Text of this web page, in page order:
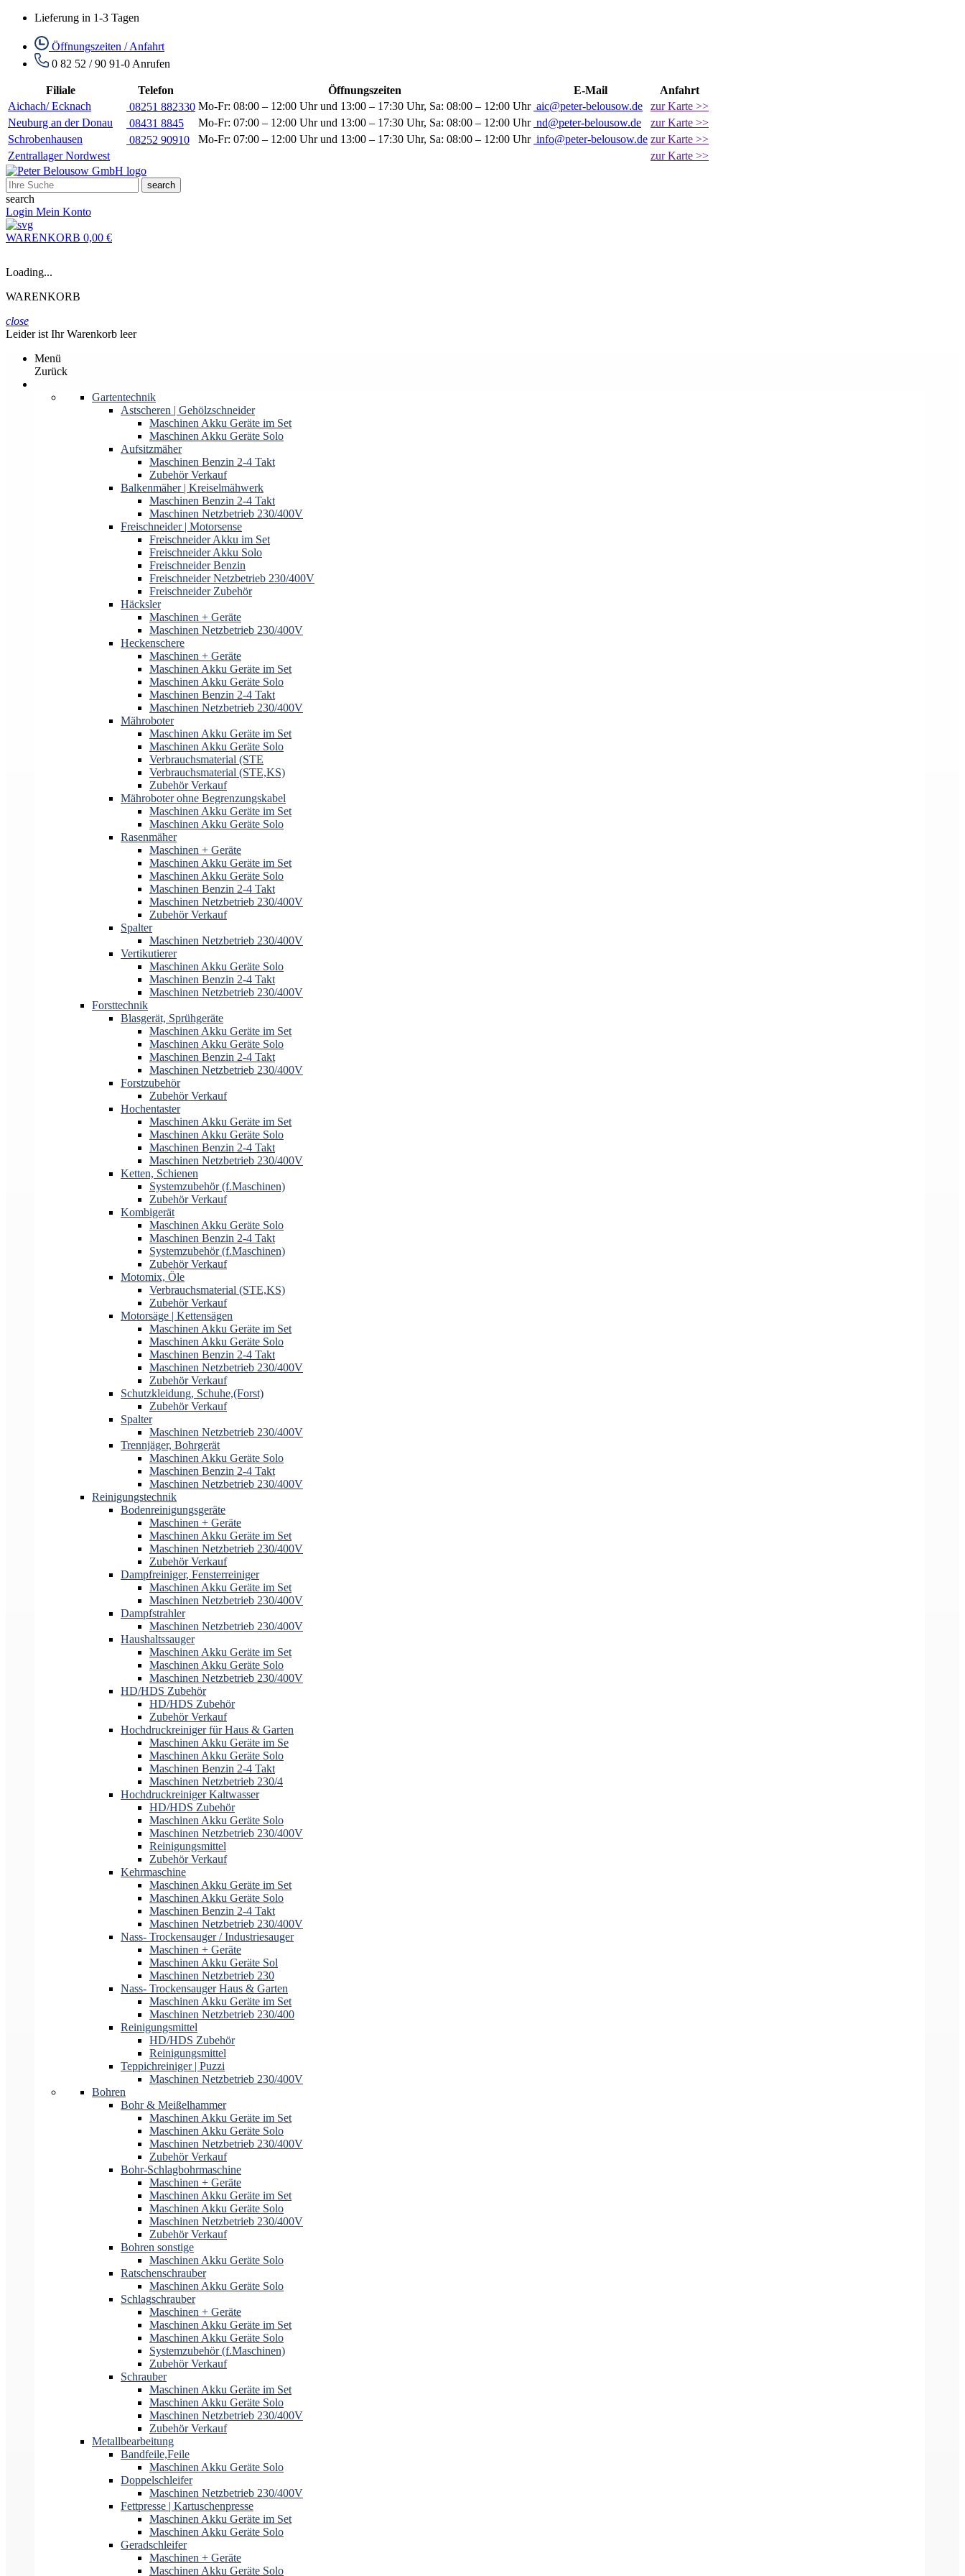
Lieferung in 1-3 Tagen
Öffnungszeiten / Anfahrt
0 82 52 / 90 91-0 Anrufen
Filiale Telefon Öffnungszeiten E-Mail
Anfahrt
Aichach/ Ecknach
08251 882330 Mo-Fr: 08:00 – 12:00 Uhr und 13:00 – 17:30 Uhr, Sa: 08:00 – 12:00 Uhr aic@peter-belousow.de
zur Karte >>
Neuburg an der Donau
08431 8845 Mo-Fr: 07:00 – 12:00 Uhr und 13:00 – 17:30 Uhr, Sa: 08:00 – 12:00 Uhr nd@peter-belousow.de
zur Karte >>
Schrobenhausen
08252 90910 Mo-Fr: 07:00 – 12:00 Uhr und 13:00 – 17:30 Uhr, Sa: 08:00 – 12:00 Uhr info@peter-belousow.de zur Karte >>
Zentrallager Nordwest
zur Karte >>
search
search
Login Mein Konto
WARENKORB 0,00 €
Loading...
WARENKORB
close
Leider ist Ihr Warenkorb leer
Menü
Zurück
Gartentechnik
Astscheren | Gehölzschneider
Maschinen Akku Geräte im Set
Maschinen Akku Geräte Solo
Aufsitzmäher
Maschinen Benzin 2-4 Takt
Zubehör Verkauf
Balkenmäher | Kreiselmähwerk
Maschinen Benzin 2-4 Takt
Maschinen Netzbetrieb 230/400V
Freischneider | Motorsense
Freischneider Akku im Set
Freischneider Akku Solo
Freischneider Benzin
Freischneider Netzbetrieb 230/400V
Freischneider Zubehör
Häcksler
Maschinen + Geräte
Maschinen Netzbetrieb 230/400V
Heckenschere
Maschinen + Geräte
Maschinen Akku Geräte im Set
Maschinen Akku Geräte Solo
Maschinen Benzin 2-4 Takt
Maschinen Netzbetrieb 230/400V
Mähroboter
Maschinen Akku Geräte im Set
Maschinen Akku Geräte Solo
Verbrauchsmaterial (STE
Verbrauchsmaterial (STE,KS)
Zubehör Verkauf
Mähroboter ohne Begrenzungskabel
Maschinen Akku Geräte im Set
Maschinen Akku Geräte Solo
Rasenmäher
Maschinen + Geräte
Maschinen Akku Geräte im Set
Maschinen Akku Geräte Solo
Maschinen Benzin 2-4 Takt
Maschinen Netzbetrieb 230/400V
Zubehör Verkauf
Spalter
Maschinen Netzbetrieb 230/400V
Vertikutierer
Maschinen Akku Geräte Solo
Maschinen Benzin 2-4 Takt
Maschinen Netzbetrieb 230/400V
Forsttechnik
Blasgerät, Sprühgeräte
Maschinen Akku Geräte im Set
Maschinen Akku Geräte Solo
Maschinen Benzin 2-4 Takt
Maschinen Netzbetrieb 230/400V
Forstzubehör
Zubehör Verkauf
Hochentaster
Maschinen Akku Geräte im Set
Maschinen Akku Geräte Solo
Maschinen Benzin 2-4 Takt
Maschinen Netzbetrieb 230/400V
Ketten, Schienen
Systemzubehör (f.Maschinen)
Zubehör Verkauf
Kombigerät
Maschinen Akku Geräte Solo
Maschinen Benzin 2-4 Takt
Systemzubehör (f.Maschinen)
Zubehör Verkauf
Motomix, Öle
Verbrauchsmaterial (STE,KS)
Zubehör Verkauf
Motorsäge | Kettensägen
Maschinen Akku Geräte im Set
Maschinen Akku Geräte Solo
Maschinen Benzin 2-4 Takt
Maschinen Netzbetrieb 230/400V
Zubehör Verkauf
Schutzkleidung, Schuhe,(Forst)
Zubehör Verkauf
Spalter
Maschinen Netzbetrieb 230/400V
Trennjäger, Bohrgerät
Maschinen Akku Geräte Solo
Maschinen Benzin 2-4 Takt
Maschinen Netzbetrieb 230/400V
Reinigungstechnik
Bodenreinigungsgeräte
Maschinen + Geräte
Maschinen Akku Geräte im Set
Maschinen Netzbetrieb 230/400V
Zubehör Verkauf
Dampfreiniger, Fensterreiniger
Maschinen Akku Geräte im Set
Maschinen Netzbetrieb 230/400V
Dampfstrahler
Maschinen Netzbetrieb 230/400V
Haushaltssauger
Maschinen Akku Geräte im Set
Maschinen Akku Geräte Solo
Maschinen Netzbetrieb 230/400V
HD/HDS Zubehör
HD/HDS Zubehör
Zubehör Verkauf
Hochdruckreiniger für Haus & Garten
Maschinen Akku Geräte im Se
Maschinen Akku Geräte Solo
Maschinen Benzin 2-4 Takt
Maschinen Netzbetrieb 230/4
Hochdruckreiniger Kaltwasser
HD/HDS Zubehör
Maschinen Akku Geräte Solo
Maschinen Netzbetrieb 230/400V
Reinigungsmittel
Zubehör Verkauf
Kehrmaschine
Maschinen Akku Geräte im Set
Maschinen Akku Geräte Solo
Maschinen Benzin 2-4 Takt
Maschinen Netzbetrieb 230/400V
Nass- Trockensauger / Industriesauger
Maschinen + Geräte
Maschinen Akku Geräte Sol
Maschinen Netzbetrieb 230
Nass- Trockensauger Haus & Garten
Maschinen Akku Geräte im Set
Maschinen Netzbetrieb 230/400
Reinigungsmittel
HD/HDS Zubehör
Reinigungsmittel
Teppichreiniger | Puzzi
Maschinen Netzbetrieb 230/400V
Bohren
Bohr & Meißelhammer
Maschinen Akku Geräte im Set
Maschinen Akku Geräte Solo
Maschinen Netzbetrieb 230/400V
Zubehör Verkauf
Bohr-Schlagbohrmaschine
Maschinen + Geräte
Maschinen Akku Geräte im Set
Maschinen Akku Geräte Solo
Maschinen Netzbetrieb 230/400V
Zubehör Verkauf
Bohren sonstige
Maschinen Akku Geräte Solo
Ratschenschrauber
Maschinen Akku Geräte Solo
Schlagschrauber
Maschinen + Geräte
Maschinen Akku Geräte im Set
Maschinen Akku Geräte Solo
Systemzubehör (f.Maschinen)
Zubehör Verkauf
Schrauber
Maschinen Akku Geräte im Set
Maschinen Akku Geräte Solo
Maschinen Netzbetrieb 230/400V
Zubehör Verkauf
Metallbearbeitung
Bandfeile,Feile
Maschinen Akku Geräte Solo
Doppelschleifer
Maschinen Netzbetrieb 230/400V
Fettpresse | Kartuschenpresse
Maschinen Akku Geräte im Set
Maschinen Akku Geräte Solo
Geradschleifer
Maschinen + Geräte
Maschinen Akku Geräte Solo